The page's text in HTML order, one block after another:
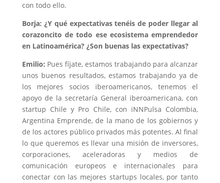
con todo ello.
Borja: ¿Y qué expectativas tenéis de poder llegar al
corazoncito de todo ese ecosistema emprendedor
en Latinoamérica? ¿Son buenas las expectativas?
Emilio: Pues fíjate, estamos trabajando para alcanzar
unos buenos resultados, estamos trabajando ya de
los mejores socios iberoamericanos, tenemos el
apoyo de la secretaría General iberoamericana, con
startup Chile y Pro Chile, con iNNPulsa Colombia,
Argentina Emprende, de la mano de los gobiernos y
de los actores público privados más potentes. Al final
lo que queremos es llevar una misión de inversores,
corporaciones, aceleradoras y medios de
comunicación europeos e internacionales para
conectar con las mejores startups locales, por tanto